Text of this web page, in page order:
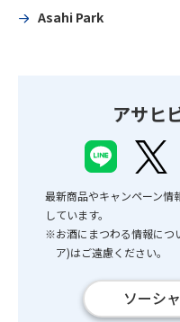
Asahi Park
アサヒ
最新商品やキャンペーン情
しています。
※お酒にまつわる情報につ
ア)はご遠慮ください。
ソーシ